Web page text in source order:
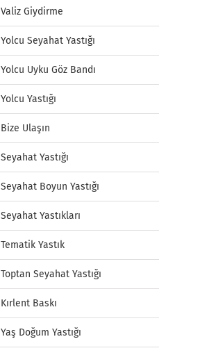
Valiz Giydirme
Yolcu Seyahat Yastığı
Yolcu Uyku Göz Bandı
Yolcu Yastığı
Bize Ulaşın
Seyahat Yastığı
Seyahat Boyun Yastığı
Seyahat Yastıkları
Tematik Yastık
Toptan Seyahat Yastığı
Kırlent Baskı
Yaş Doğum Yastığı